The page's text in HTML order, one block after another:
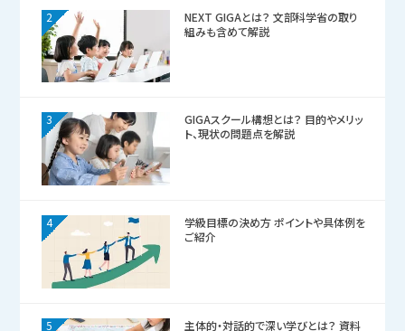
2
NEXT GIGAとは？ 文部科学省の取り
組みも含めて解説
3
GIGAスクール構想とは？ 目的やメリッ
ト、現状の問題点を解説
4
学級目標の決め方 ポイントや具体例を
ご紹介
5
主体的・対話的で深い学びとは？ 資料